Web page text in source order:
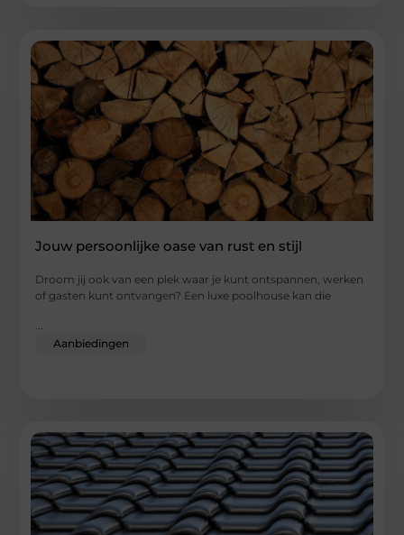
Jouw persoonlijke oase van rust en stijl
Droom jij ook van een plek waar je kunt ontspannen, werken
of gasten kunt ontvangen? Een luxe poolhouse kan die
Aanbiedingen